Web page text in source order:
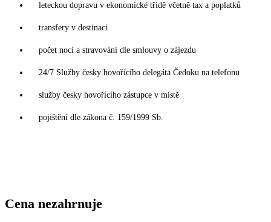
leteckou dopravu v ekonomické třídě včetně tax a poplatků
transfery v destinaci
počet nocí a stravování dle smlouvy o zájezdu
24/7 Služby česky hovořícího delegáta Čedoku na telefonu
služby česky hovořícího zástupce v místě
pojištění dle zákona č. 159/1999 Sb.
Cena nezahrnuje